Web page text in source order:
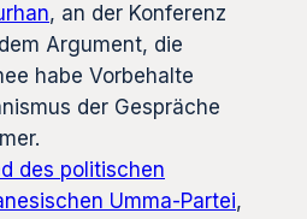
, an der Konferenz
Argument, die
habe Vorbehalte
der Gespräche
des politischen
Umma-Partei,